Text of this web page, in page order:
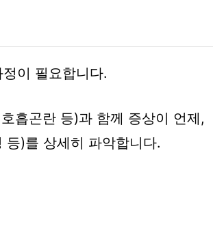
이 필요합니다.
흡곤란 등)과 함께 증상이 언제,
)를 상세히 파악합니다.